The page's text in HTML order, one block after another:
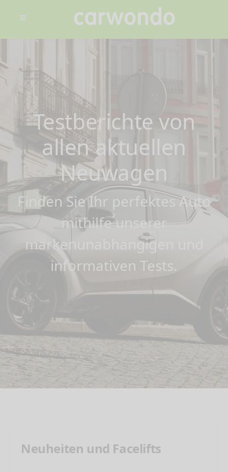
Testberichte von
allen aktuellen
Neuwagen
Finden Sie Ihr perfektes Auto
mithilfe unserer
markenunabhängigen und
informativen Tests.
Neuheiten und Facelifts